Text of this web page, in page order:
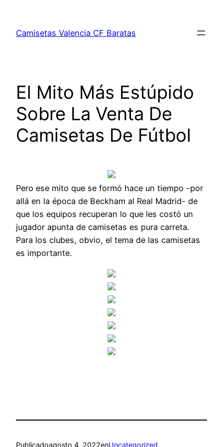
contenido
Camisetas Valencia CF Baratas
El Mito Más Estúpido
Sobre La Venta De
Camisetas De Fútbol
Pero ese mito que se formó hace un tiempo -por
allá en la época de Beckham al Real Madrid- de
que los equipos recuperan lo que les costó un
jugador apunta de camisetas es pura carreta.
Para los clubes, obvio, el tema de las camisetas
es importante.
Publicadoagosto 4, 2022enUncategorized